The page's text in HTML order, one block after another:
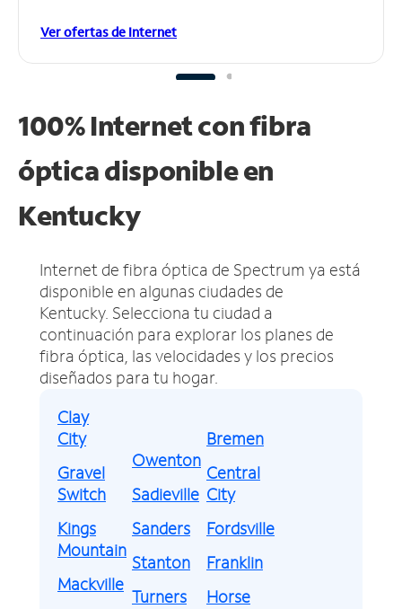
Ver ofertas de Internet
100% Internet con fibra
óptica disponible en
Kentucky
Internet de fibra óptica de Spectrum ya está
disponible en algunas ciudades de
Kentucky. Selecciona tu ciudad a
continuación para explorar los planes de
fibra óptica, las velocidades y los precios
diseñados para tu hogar.
Clay
City
Gravel
Switch
Kings
Mountain
Mackville
Owenton
Sadieville
Sanders
Stanton
Turners
Bremen
Central
City
Fordsville
Franklin
Horse